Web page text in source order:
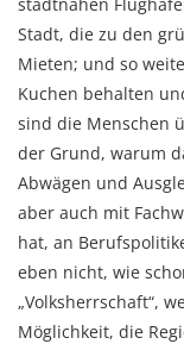
Stadt, die zu den
Mieten; und so
Kuchen behalten
sind die Menschen
der Grund, warum
Abwägen und
aber auch mit
hat, an
eben nicht, wie
„Volksherrschaft“,
Möglichkeit, die